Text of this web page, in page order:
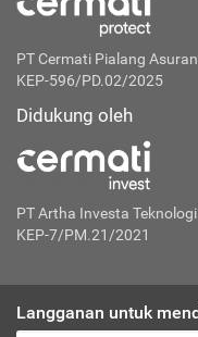
PT Cermati Pialang
KEP-596/PD.02/2025
Didukung oleh
PT Artha Investa Teknologi
KEP-7/PM.21/2021
Langganan untuk